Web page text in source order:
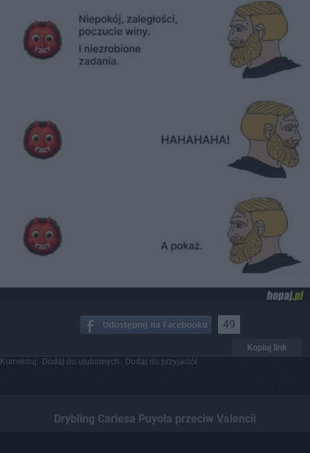
49
Kopiuj link
Komentuj Dodaj do ulubionych Dodaj do przyjaciół
Drybling Carlesa Puyola przeciw Valencii